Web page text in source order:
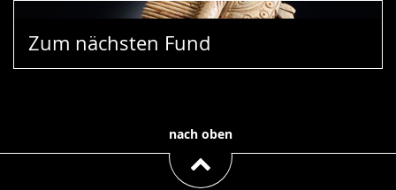
Zum nächsten Fund
nach oben